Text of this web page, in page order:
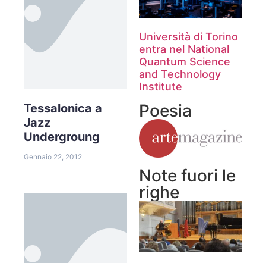
Tessalonica a
Jazz
Undergroung
Gennaio 22, 2012
Università di Torino
entra nel National
Quantum Science
and Technology
Institute
Poesia
Note fuori le
righe